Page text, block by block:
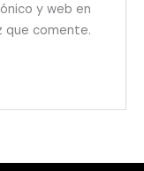
y web en
que comente.